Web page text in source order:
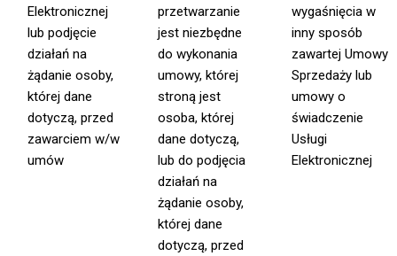
Elektronicznej
lub podjęcie
działań na
żądanie osoby,
której dane
dotyczą, przed
zawarciem w/w
umów
przetwarzanie
jest niezbędne
do wykonania
umowy, której
stroną jest
osoba, której
dane dotyczą,
lub do podjęcia
działań na
żądanie osoby,
której dane
dotyczą, przed
wygaśnięcia w
inny sposób
zawartej Umowy
Sprzedaży lub
umowy o
świadczenie
Usługi
Elektronicznej